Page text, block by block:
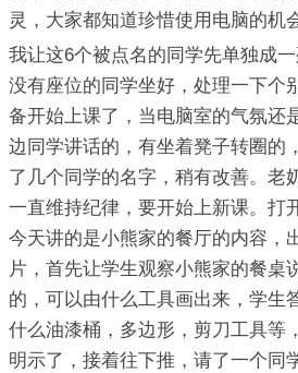
灵，大家都知道珍惜使用电脑的机
我让这6个被点名的同学先单独成
没有座位的同学坐好，处理一下个
备开始上课了，当电脑室的气氛还
边同学讲话的，有坐着凳子转圈的
了几个同学的名字，稍有改善。老
一直维持纪律，要开始上新课。打
今天讲的是小熊家的餐厅的内容，
片，首先让学生观察小熊家的餐桌
的，可以由什么工具画出来，学生
什么油漆桶，多边形，剪刀工具等
明示了，接着往下推，请了一个同